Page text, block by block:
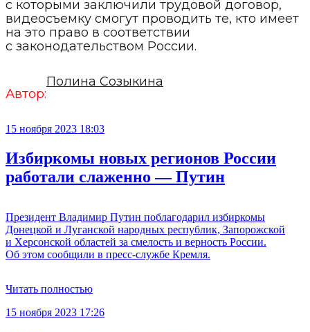
с которыми заключили трудовой договор,
видеосъемку смогут проводить те, кто имеет
на это право в соответствии
с законодательством России.
Автор:
Полина Созыкина
15 ноября 2023 18:03
Избиркомы новых регионов России
работали слаженно — Путин
Президент Владимир Путин поблагодарил избиркомы
Донецкой и Луганской народных республик, Запорожской
и Херсонской областей за смелость и верность России.
Об этом сообщили в пресс-службе Кремля.
Читать полностью
15 ноября 2023 17:26